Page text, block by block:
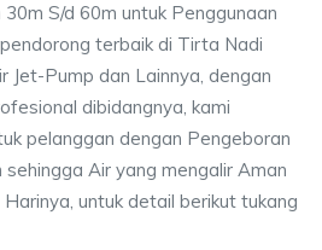
S/d 60m untuk Penggunaan
terbaik di Tirta Nadi
Jet-Pump dan Lainnya, dengan
dibidangnya, kami
pelanggan dengan Pengeboran
Air yang mengalir Aman
untuk detail berikut tukang